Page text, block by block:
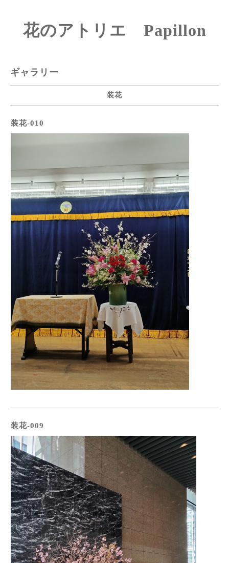
花のアトリエ Papillon
ギャラリー
装花
装花-010
装花-009